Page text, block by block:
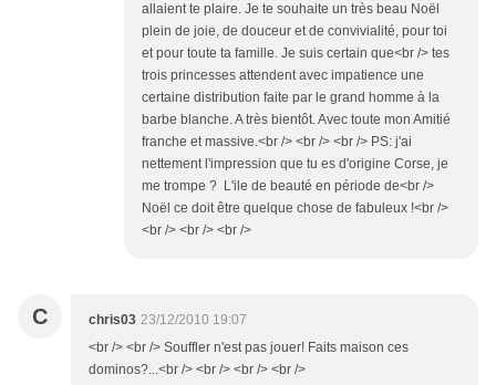
allaient te plaire. Je te souhaite un très beau Noël
plein de joie, de douceur et de convivialité, pour toi
et pour toute ta famille. Je suis certain que<br /> tes
trois princesses attendent avec impatience une
certaine distribution faite par le grand homme à la
barbe blanche. A très bientôt. Avec toute mon Amitié
franche et massive.<br /> <br /> <br /> PS: j'ai
nettement l'impression que tu es d'origine Corse, je
me trompe ? L'ile de beauté en période de<br />
Noël ce doit être quelque chose de fabuleux !<br />
<br /> <br /> <br />
C chris03 23/12/2010 19:07
<br /> <br /> Souffler n'est pas jouer! Faits maison ces
dominos?...<br /> <br /> <br /> <br />